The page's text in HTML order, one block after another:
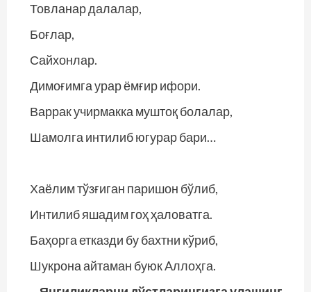
Товланар далалар,
Боғлар,
Сайхонлар.
Димоғимга урар ёмғир ифори.
Варрак учирмакка муштоқ болалар,
Шамолга интилиб югурар бари…
Хаёлим тўзғиган паришон бўлиб,
Интилиб яшадим гоҳ ҳаловатга.
Баҳорга етказди бу бахтни кўриб,
Шукрона айтаман буюк Aллоҳга.